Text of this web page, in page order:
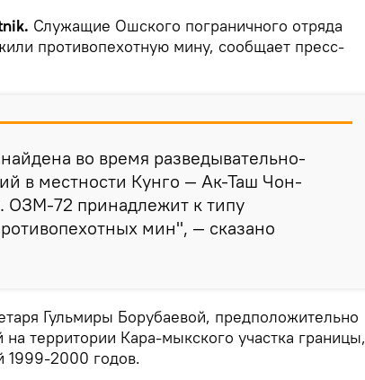
Служащие Ошского пограничного отряда
противопехотную мину, сообщает пресс-
во время разведывательно-
в местности Кунго — Ак-Таш Чон-
ОЗМ-72 принадлежит к типу
мин", — сказано
Гульмиры Борубаевой, предположительно
территории Кара-мыкского участка границы,
1999-2000 годов.